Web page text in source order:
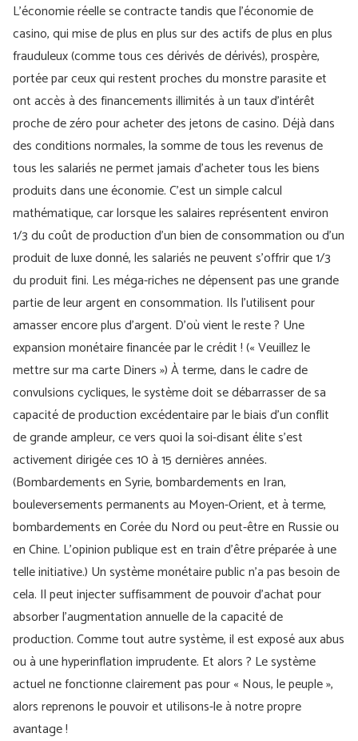
L'économie réelle se contracte tandis que l'économie de
casino, qui mise de plus en plus sur des actifs de plus en plus
frauduleux (comme tous ces dérivés de dérivés), prospère,
portée par ceux qui restent proches du monstre parasite et
ont accès à des financements illimités à un taux d'intérêt
proche de zéro pour acheter des jetons de casino. Déjà dans
des conditions normales, la somme de tous les revenus de
tous les salariés ne permet jamais d'acheter tous les biens
produits dans une économie. C'est un simple calcul
mathématique, car lorsque les salaires représentent environ
1/3 du coût de production d'un bien de consommation ou d'un
produit de luxe donné, les salariés ne peuvent s'offrir que 1/3
du produit fini. Les méga-riches ne dépensent pas une grande
partie de leur argent en consommation. Ils l'utilisent pour
amasser encore plus d'argent. D'où vient le reste ? Une
expansion monétaire financée par le crédit ! (« Veuillez le
mettre sur ma carte Diners ») À terme, dans le cadre de
convulsions cycliques, le système doit se débarrasser de sa
capacité de production excédentaire par le biais d’un conflit
de grande ampleur, ce vers quoi la soi-disant élite s’est
activement dirigée ces 10 à 15 dernières années.
(Bombardements en Syrie, bombardements en Iran,
bouleversements permanents au Moyen-Orient, et à terme,
bombardements en Corée du Nord ou peut-être en Russie ou
en Chine. L'opinion publique est en train d'être préparée à une
telle initiative.) Un système monétaire public n'a pas besoin de
cela. Il peut injecter suffisamment de pouvoir d'achat pour
absorber l'augmentation annuelle de la capacité de
production. Comme tout autre système, il est exposé aux abus
ou à une hyperinflation imprudente. Et alors ? Le système
actuel ne fonctionne clairement pas pour « Nous, le peuple »,
alors reprenons le pouvoir et utilisons-le à notre propre
avantage !